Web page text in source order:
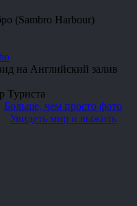
(Sambro Harbour)
на Английский залив
Туриста
Больше, чем просто фото
Увидеть мир и выжить